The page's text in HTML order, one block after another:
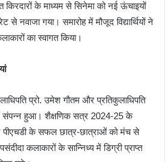
के माध्यम से सिनेमा को नई ऊंचाइयों
नवाजा गया। समारोह में मौजूद विद्यार्थियों ने
का स्वागत किया।
प्रो. उमेश गौतम और प्रतिकुलाधिपति
में संपन्न हुआ। शैक्षणिक सत्र 2024-25 के
पीएचडी के सफल छात्र-छात्राओं को मंच से
कलाकारों के सान्निध्य में डिग्री प्राप्त